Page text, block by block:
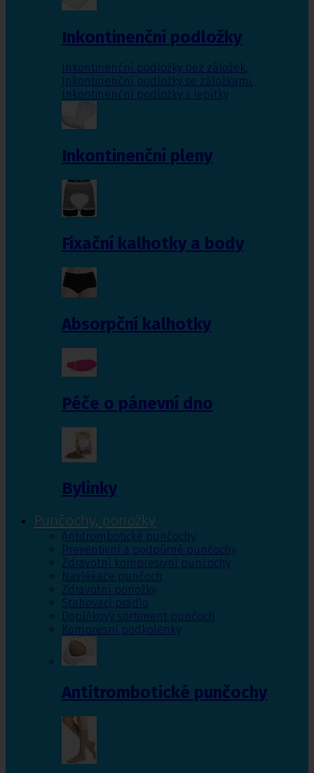
Inkontinenční podložky
Inkontinenční podložky bez záložek,
Inkontinenční podložky se záložkami,
Inkontinenční podložky s lepítky
Inkontinenční pleny
Fixační kalhotky a body
Absorpční kalhotky
Péče o pánevní dno
Bylinky
Punčochy, ponožky
Antitrombotické punčochy
Preventivní a podpůrné punčochy
Zdravotní kompresivní punčochy
Navlékače punčoch
Zdravotní ponožky
Stahovací prádlo
Doplňkový sortiment punčoch
Kompresní podkolenky
Antitrombotické punčochy